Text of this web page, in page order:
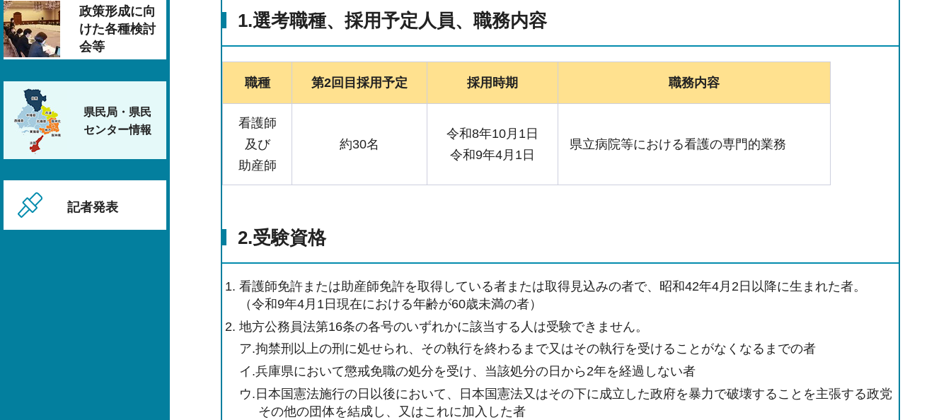
政策形成に向
けた各種検討
会等
県民局・県民
センター情報
記者発表
1.選考職種、採用予定人員、職務内容
職種 第2回目採用予定 採用時期 職務内容
看護師
及び
助産師
約30名
令和8年10月1日
令和9年4月1日
県立病院等における看護の専門的業務
2.受験資格
看護師免許または助産師免許を取得している者または取得見込みの者で、昭和42年4月2日以降に生まれた者。
（令和9年4月1日現在における年齢が60歳未満の者）
地方公務員法第16条の各号のいずれかに該当する人は受験できません。
ア.拘禁刑以上の刑に処せられ、その執行を終わるまで又はその執行を受けることがなくなるまでの者
イ.兵庫県において懲戒免職の処分を受け、当該処分の日から2年を経過しない者
ウ.日本国憲法施行の日以後において、日本国憲法又はその下に成立した政府を暴力で破壊することを主張する政党
その他の団体を結成し、又はこれに加入した者